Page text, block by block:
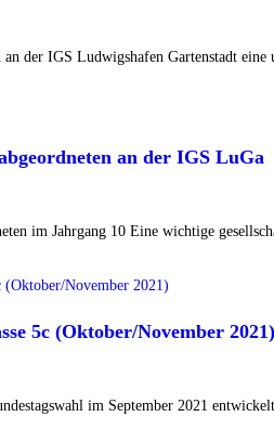
der IGS Ludwigshafen Gartenstadt
an der IGS LuGa
im Jahrgang 10 Eine wichtige
5c (Oktober/November 2021)
im September 2021